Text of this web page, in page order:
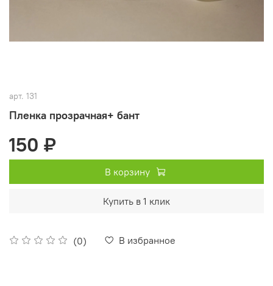
арт. 131
Пленка прозрачная+ бант
(0) В избранное
150 ₽
В корзину
Купить в 1 клик